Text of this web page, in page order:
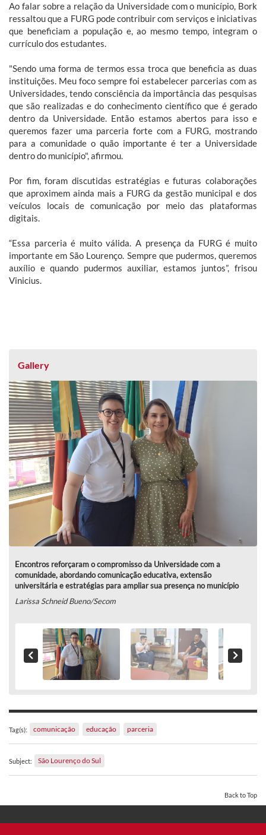
Ao falar sobre a relação da Universidade com o município, Bork
ressaltou que a FURG pode contribuir com serviços e iniciativas
que beneficiam a população e, ao mesmo tempo, integram o
currículo dos estudantes.
"Sendo uma forma de termos essa troca que beneficia as duas
instituições. Meu foco sempre foi estabelecer parcerias com as
Universidades, tendo consciência da importância das pesquisas
que são realizadas e do conhecimento científico que é gerado
dentro da Universidade. Então estamos abertos para isso e
queremos fazer uma parceria forte com a FURG, mostrando
para a comunidade o quão importante é ter a Universidade
dentro do município", afirmou.
Por fim, foram discutidas estratégias e futuras colaborações
que aproximem ainda mais a FURG da gestão municipal e dos
veículos locais de comunicação por meio das plataformas
digitais.
“Essa parceria é muito válida. A presença da FURG é muito
importante em São Lourenço. Sempre que pudermos, queremos
auxílio e quando pudermos auxiliar, estamos juntos”, frisou
Vinicius.
Gallery
Encontros reforçaram o compromisso da Universidade com a
comunidade, abordando comunicação educativa, extensão
universitária e estratégias para ampliar sua presença no município
Larissa Schneid Bueno/Secom
Tag(s): comunicação educação parceria
Subject: São Lourenço do Sul
Back to Top